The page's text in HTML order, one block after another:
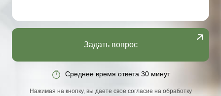
Задать вопрос
Среднее время ответа 30 минут
Нажимая на кнопку, вы даете свое согласие на обработку